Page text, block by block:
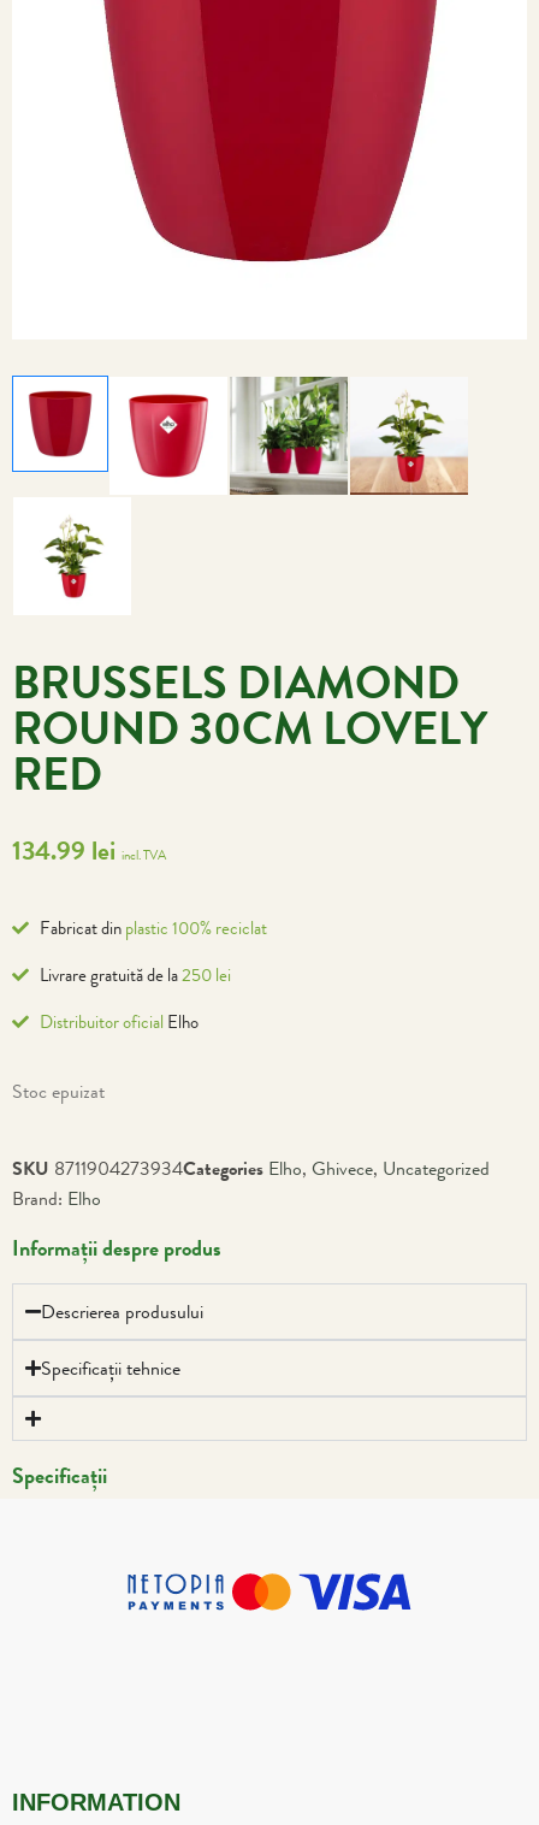
BRUSSELS DIAMOND
ROUND 30CM LOVELY
RED
134.99 lei incl. TVA
Fabricat dinplastic 100% reciclat
Livrare gratuită de la250 lei
Distribuitor oficial Elho
Stoc epuizat
SKU 8711904273934Categories Elho, Ghivece, Uncategorized
Brand: Elho
Informații despre produs
Descrierea produsului
Specificații tehnice
Specificații
INFORMATION